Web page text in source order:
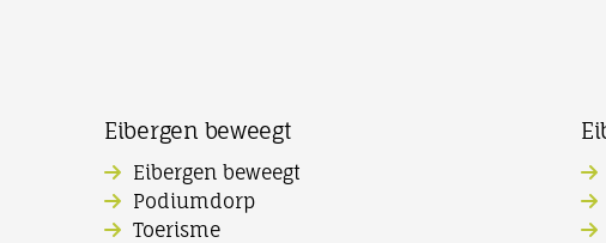
Eibergen beweegt
Eibergen beweegt
Podiumdorp
Toerisme